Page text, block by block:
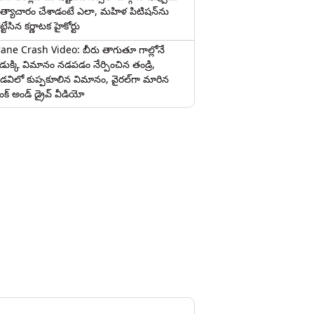
చేశాడంటే ఎలా, మహిళ పిటిషన్‌ను
కర్ణాటక హైకోర్టు
Crash Video: బీరు తాగుతూ గాల్లోనే
విమానం నడపడం నేర్పించిన తండ్రి,
కుప్పకూలిన విమానం, వైరల్‌గా మారిన
అండ్ డ్రైవ్ వీడియో